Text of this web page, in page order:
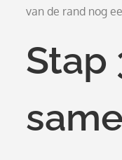
van de rand nog
Stap